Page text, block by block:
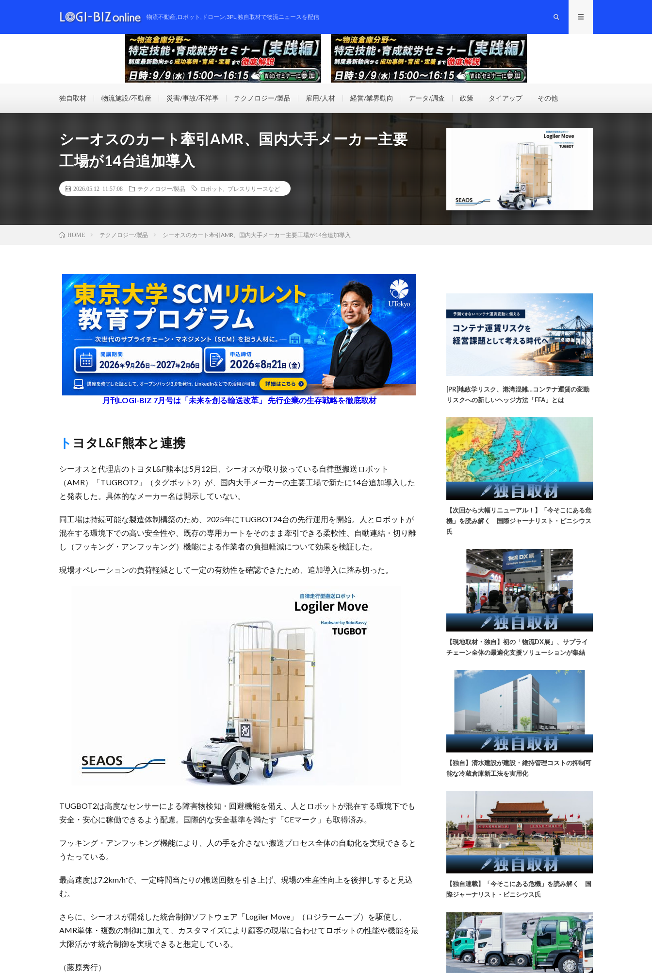
物流不動産,ロボット,ドローン,3PL,独自取材で物流ニュースを配信
独自取材 物流施設/不動産 災害/事故/不祥事 テクノロジー/製品 雇用/人材 経営/業界動向 データ/調査 政策 タイアップ その他
シーオスのカート牽引AMR、国内大手メーカー主要
工場が14台追加導入
2026.05.12 11:57:08 テクノロジー/製品 ロボット プレスリリースなど
HOME テクノロジー/製品 シーオスのカート牽引AMR、国内大手メーカー主要工場が14台追加導入
月刊LOGI-BIZ 7月号は「未来を創る輸送改革」 先行企業の生存戦略を徹底取材
トヨタL&F熊本と連携
シーオスと代理店のトヨタL&F熊本は5月12日、シーオスが取り扱っている自律型搬送ロボット
（AMR）「TUGBOT2」（タグボット2）が、国内大手メーカーの主要工場で新たに14台追加導入した
と発表した。具体的なメーカー名は開示していない。
同工場は持続可能な製造体制構築のため、2025年にTUGBOT24台の先行運用を開始。人とロボットが
混在する環境下での高い安全性や、既存の専用カートをそのまま牽引できる柔軟性、自動連結・切り離
し（フッキング・アンフッキング）機能による作業者の負担軽減について効果を検証した。
現場オペレーションの負荷軽減として一定の有効性を確認できたため、追加導入に踏み切った。
TUGBOT2は高度なセンサーによる障害物検知・回避機能を備え、人とロボットが混在する環境下でも
安全・安心に稼働できるよう配慮。国際的な安全基準を満たす「CEマーク」も取得済み。
フッキング・アンフッキング機能により、人の手を介さない搬送プロセス全体の自動化を実現できると
うたっている。
最高速度は7.2km/hで、一定時間当たりの搬送回数を引き上げ、現場の生産性向上を後押しすると見込
む。
さらに、シーオスが開発した統合制御ソフトウェア「Logiler Move」（ロジラームーブ）を駆使し、
AMR単体・複数の制御に加えて、カスタマイズにより顧客の現場に合わせてロボットの性能や機能を最
大限活かす統合制御を実現できると想定している。
（藤原秀行）
[PR]地政学リスク、港湾混雑…コンテナ運賃の変動
リスクへの新しいヘッジ方法「FFA」とは
【次回から大幅リニューアル！】「今そこにある危
機」を読み解く 国際ジャーナリスト・ビニシウス
氏
【現地取材・独自】初の「物流DX展」、サプライ
チェーン全体の最適化支援ソリューションが集結
【独自】清水建設が建設・維持管理コストの抑制可
能な冷蔵倉庫新工法を実用化
【独自連載】「今そこにある危機」を読み解く 国
際ジャーナリスト・ビニシウス氏